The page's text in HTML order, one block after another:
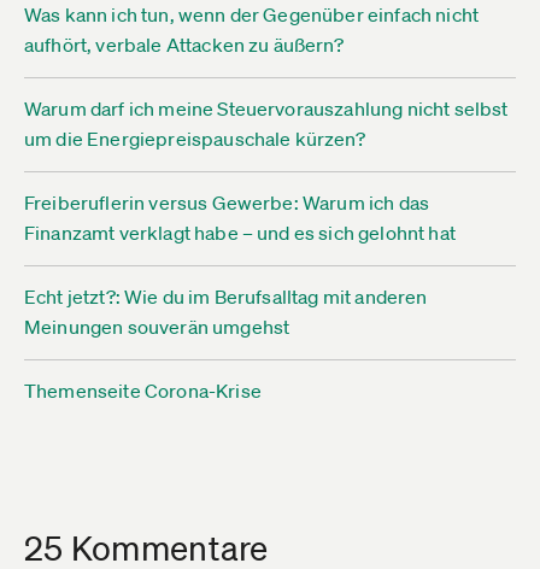
Was kann ich tun, wenn der Gegenüber einfach nicht
aufhört, verbale Attacken zu äußern?
Warum darf ich meine Steuervorauszahlung nicht selbst
um die Energiepreispauschale kürzen?
Freiberuflerin versus Gewerbe: Warum ich das
Finanzamt verklagt habe – und es sich gelohnt hat
Echt jetzt?: Wie du im Berufsalltag mit anderen
Meinungen souverän umgehst
Themenseite Corona-Krise
25 Kommentare